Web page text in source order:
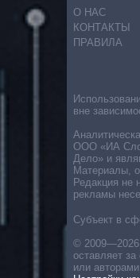
О НАС
КОНТАКТЫ
ПРАВИЛА
Субъект в
© 2009—2026
оставляет
или
вне
ООО «ИА
Дело» и
Материалы,
Редакция не
рекламы